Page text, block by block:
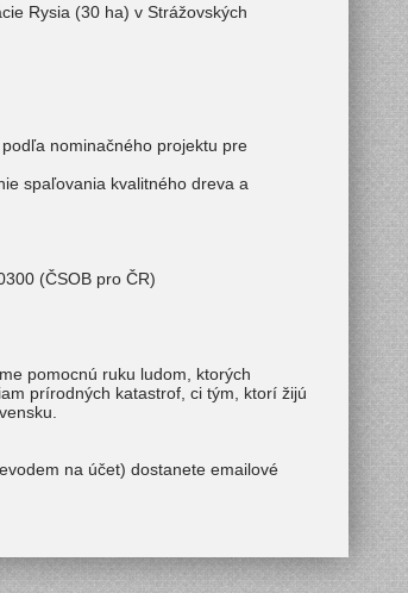
Rysia (30 ha) v Strážovských
nominačného projektu pre
spaľovania kvalitného dreva a
(ČSOB pro ČR)
pomocnú ruku ludom, ktorých
prírodných katastrof, ci tým, ktorí žijú
na účet) dostanete emailové